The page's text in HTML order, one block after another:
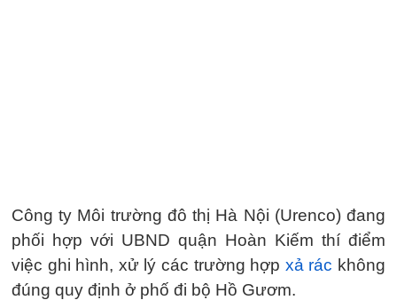
Công ty Môi trường đô thị Hà Nội (Urenco) đang
phối hợp với UBND quận Hoàn Kiếm thí điểm
việc ghi hình, xử lý các trường hợp xả rác không
đúng quy định ở phố đi bộ Hồ Gươm.